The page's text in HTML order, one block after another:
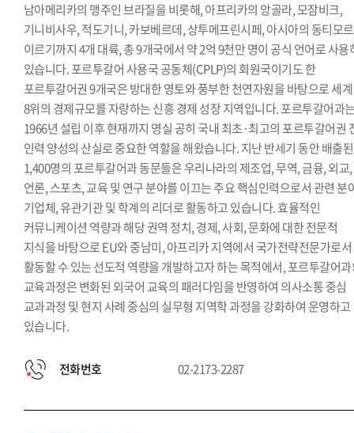
남아메리카의 맹주인 브라질을 비롯해, 아프리카의 앙골라, 모잠비크,
기니비사우, 적도기니, 카보베르데, 상투메프린시페, 아시아의 동티모
이르기까지 4개 대륙, 총 9개국에서 약 2억 9천만 명이 공식 언어로 사용
있습니다. 포르투갈어 사용국 공동체(CPLP)의 회원국이기도 한
포르투갈어권 9개국은 방대한 영토와 풍부한 천연자원을 바탕으로 세계
8위의 경제규모를 자랑하는 신흥 경제 성장 지역입니다. 포르투갈어과
1966년 설립 이후 현재까지 명실 공히 국내 최초·최고의 포르투갈어권
인력 양성의 산실로 중요한 역할을 해왔습니다. 지난 반세기 동안 배출
1,400명의 포르투갈어과 동문들은 우리나라의 제조업, 무역, 금융, 외교,
언론, 스포츠, 교육 및 연구 분야를 이끄는 주요 핵심인력으로서 관련 분
기업체, 유관기관 및 학계의 리더로 활동하고 있습니다. 효율적인
커뮤니케이션 역량과 해당 권역 정치, 경제, 사회, 문화에 대한 전문적
지식을 바탕으로 EU와 중남미, 아프리카 지역에서 국가전략전문가로서
활동할 수 있는 선도적 역량을 개발하고자 하는 목적에서, 포르투갈어
교육과정은 변화된 외국어 교육의 패러다임을 반영하여 의사소통 중심
교과과정 및 현지 사례 중심의 실무형 지역학 과정을 강화하여 운영하고
있습니다.
전화번호 02-2173-2287